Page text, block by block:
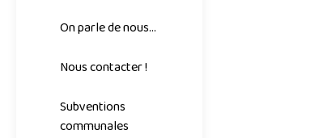
On parle de nous...
Nous contacter !
Subventions
communales